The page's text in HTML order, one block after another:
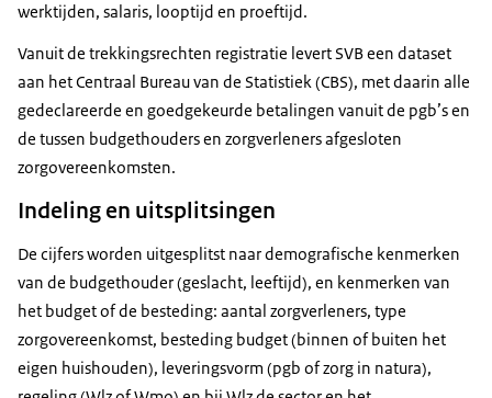
werktijden, salaris, looptijd en proeftijd.
Vanuit de trekkingsrechten registratie levert SVB een dataset
aan het Centraal Bureau van de Statistiek (CBS), met daarin alle
gedeclareerde en goedgekeurde betalingen vanuit de pgb’s en
de tussen budgethouders en zorgverleners afgesloten
zorgovereenkomsten.
Indeling en uitsplitsingen
De cijfers worden uitgesplitst naar demografische kenmerken
van de budgethouder (geslacht, leeftijd), en kenmerken van
het budget of de besteding: aantal zorgverleners, type
zorgovereenkomst, besteding budget (binnen of buiten het
eigen huishouden), leveringsvorm (pgb of zorg in natura),